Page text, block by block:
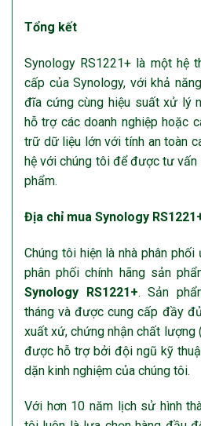
Tổng kết
Synology RS1221+ là một hệ
cấp của Synology, với khả
đĩa cứng cùng hiệu suất xử lý
hỗ trợ các doanh nghiệp hoặc
trữ dữ liệu lớn với tính an toàn
hệ với chúng tôi để được tư
phẩm.
Địa chỉ mua Synology
Chúng tôi hiện là nhà phân phối
phân phối chính hãng sản
Synology RS1221+. Sản
tháng và được cung cấp đầy
xuất xứ, chứng nhận chất lượng
được hỗ trợ bởi đội ngũ kỹ
dặn kinh nghiệm của chúng tôi.
Với hơn 10 năm lịch sử hình